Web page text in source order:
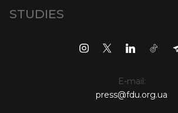
STUDIES
E-mail:
press@fdu.org.ua